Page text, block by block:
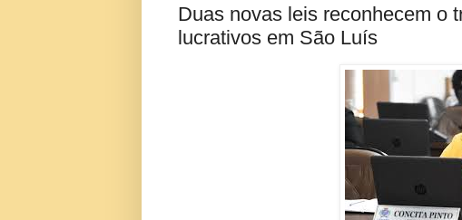
Duas novas leis reconhecem o
lucrativos em São Luís